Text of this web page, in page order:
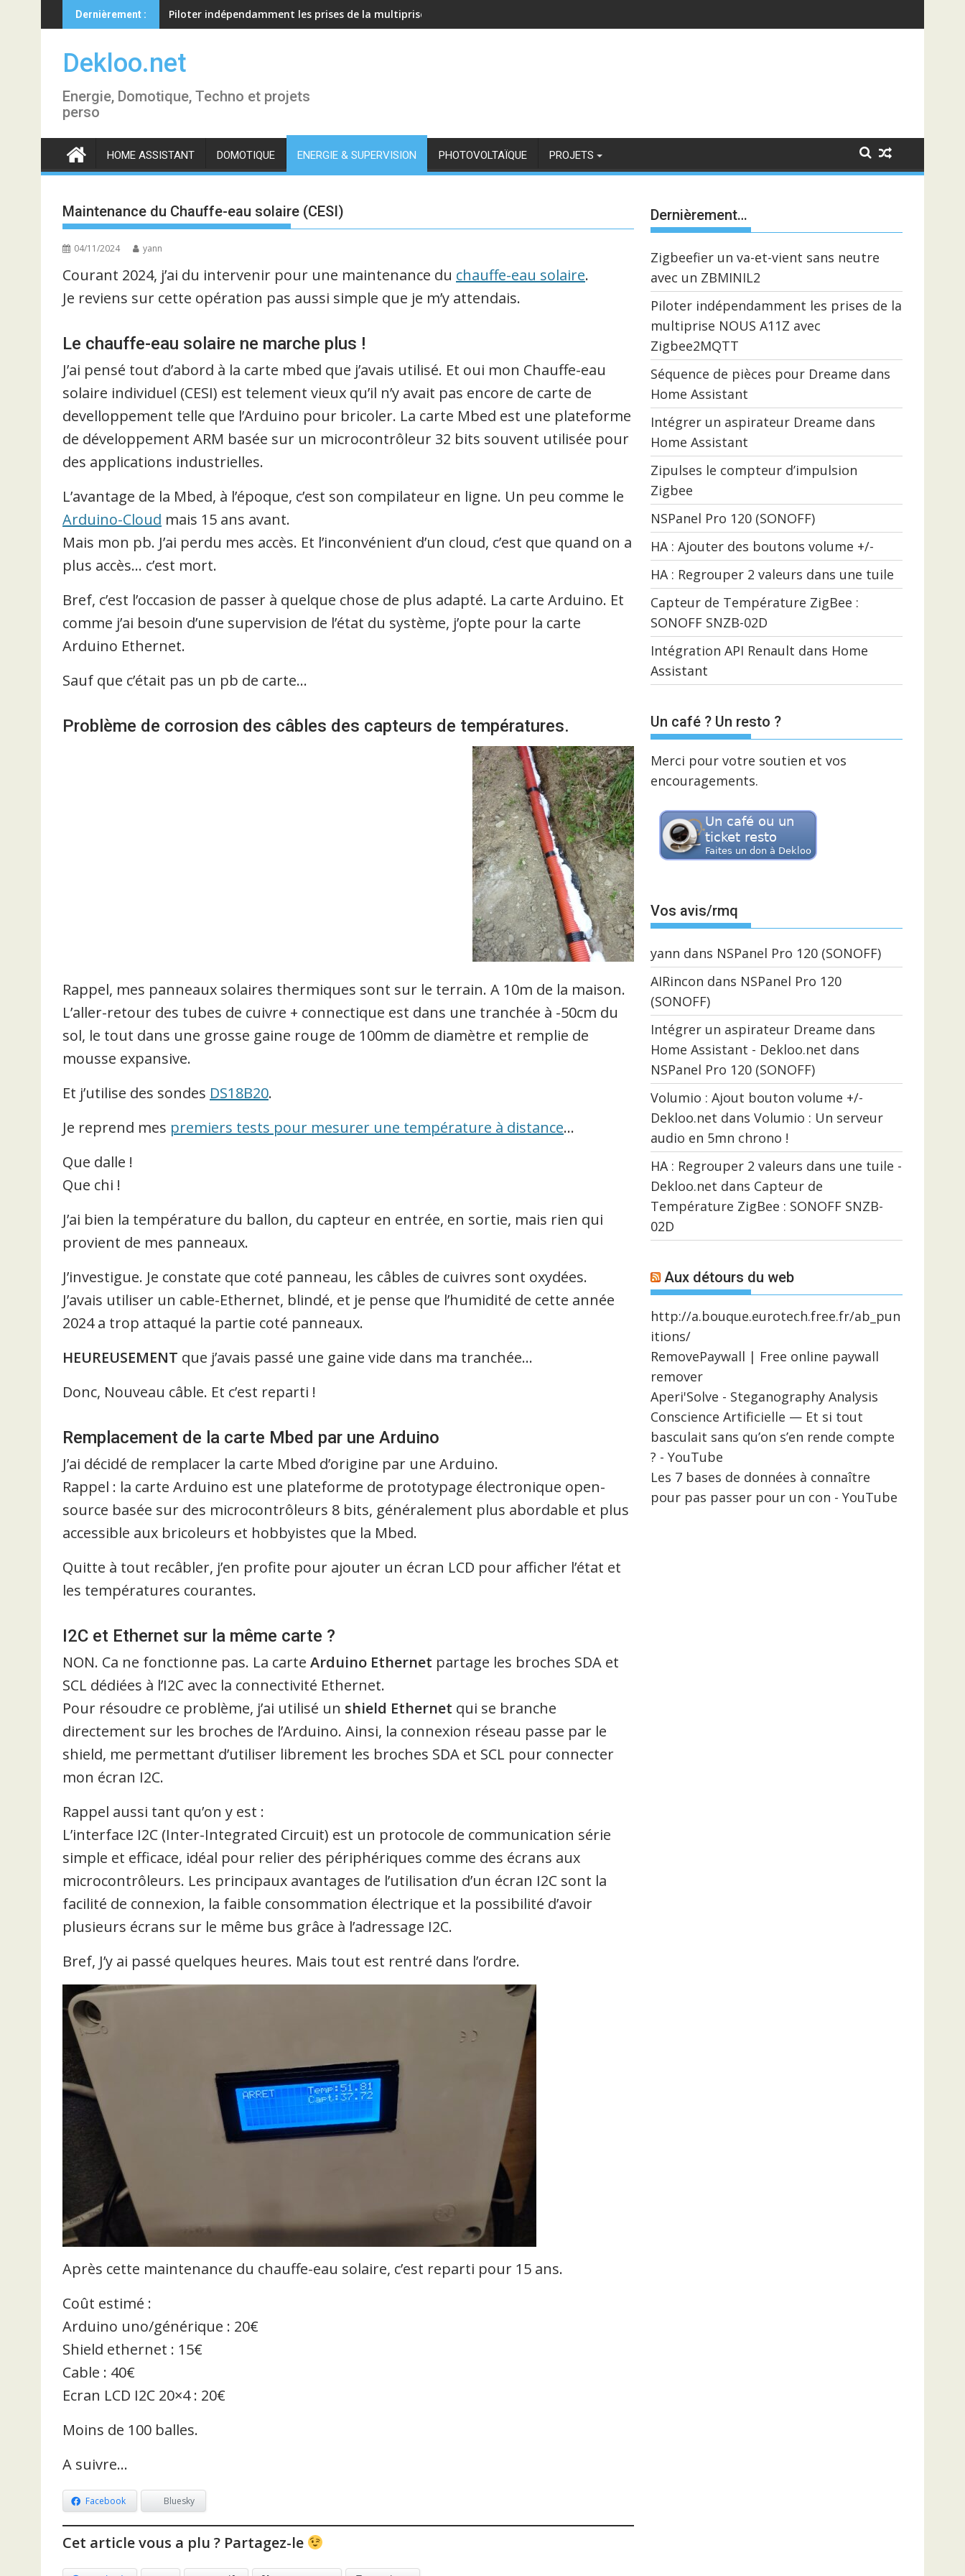
to
content
Dernièrement : Piloter indépendamment les prises de la multiprise NOUS A11Z avec Zigbee2MQTT
Dekloo.net
Energie, Domotique, Techno et projets
perso
HOME ASSISTANT DOMOTIQUE ENERGIE & SUPERVISION PHOTOVOLTAÏQUE PROJETS
Maintenance du Chauffe-eau solaire (CESI)
04/11/2024 yann
Courant 2024, j’ai du intervenir pour une maintenance du chauffe-eau solaire.
Je reviens sur cette opération pas aussi simple que je m’y attendais.
Le chauffe-eau solaire ne marche plus !
J’ai pensé tout d’abord à la carte mbed que j’avais utilisé. Et oui mon Chauffe-eau
solaire individuel (CESI) est telement vieux qu’il n’y avait pas encore de carte de
develloppement telle que l’Arduino pour bricoler. La carte Mbed est une plateforme
de développement ARM basée sur un microcontrôleur 32 bits souvent utilisée pour
des applications industrielles.
L’avantage de la Mbed, à l’époque, c’est son compilateur en ligne. Un peu comme le
Arduino-Cloud mais 15 ans avant.
Mais mon pb. J’ai perdu mes accès. Et l’inconvénient d’un cloud, c’est que quand on a
plus accès… c’est mort.
Bref, c’est l’occasion de passer à quelque chose de plus adapté. La carte Arduino. Et
comme j’ai besoin d’une supervision de l’état du système, j’opte pour la carte
Arduino Ethernet.
Sauf que c’était pas un pb de carte…
Problème de corrosion des câbles des capteurs de températures.
Rappel, mes panneaux solaires thermiques sont sur le terrain. A 10m de la maison.
L’aller-retour des tubes de cuivre + connectique est dans une tranchée à -50cm du
sol, le tout dans une grosse gaine rouge de 100mm de diamètre et remplie de
mousse expansive.
Et j’utilise des sondes DS18B20.
Je reprend mes premiers tests pour mesurer une température à distance…
Que dalle !
Que chi !
J’ai bien la température du ballon, du capteur en entrée, en sortie, mais rien qui
provient de mes panneaux.
J’investigue. Je constate que coté panneau, les câbles de cuivres sont oxydées.
J’avais utiliser un cable-Ethernet, blindé, et je pense que l’humidité de cette année
2024 a trop attaqué la partie coté panneaux.
HEUREUSEMENT que j’avais passé une gaine vide dans ma tranchée…
Donc, Nouveau câble. Et c’est reparti !
Remplacement de la carte Mbed par une Arduino
J’ai décidé de remplacer la carte Mbed d’origine par une Arduino.
Rappel : la carte Arduino est une plateforme de prototypage électronique open-
source basée sur des microcontrôleurs 8 bits, généralement plus abordable et plus
accessible aux bricoleurs et hobbyistes que la Mbed.
Quitte à tout recâbler, j’en profite pour ajouter un écran LCD pour afficher l’état et
les températures courantes.
I2C et Ethernet sur la même carte ?
NON. Ca ne fonctionne pas. La carte Arduino Ethernet partage les broches SDA et
SCL dédiées à l’I2C avec la connectivité Ethernet.
Pour résoudre ce problème, j’ai utilisé un shield Ethernet qui se branche
directement sur les broches de l’Arduino. Ainsi, la connexion réseau passe par le
shield, me permettant d’utiliser librement les broches SDA et SCL pour connecter
mon écran I2C.
Rappel aussi tant qu’on y est :
L’interface I2C (Inter-Integrated Circuit) est un protocole de communication série
simple et efficace, idéal pour relier des périphériques comme des écrans aux
microcontrôleurs. Les principaux avantages de l’utilisation d’un écran I2C sont la
facilité de connexion, la faible consommation électrique et la possibilité d’avoir
plusieurs écrans sur le même bus grâce à l’adressage I2C.
Bref, J’y ai passé quelques heures. Mais tout est rentré dans l’ordre.
Après cette maintenance du chauffe-eau solaire, c’est reparti pour 15 ans.
Coût estimé :
Arduino uno/générique : 20€
Shield ethernet : 15€
Cable : 40€
Ecran LCD I2C 20×4 : 20€
Moins de 100 balles.
A suivre…
Facebook Bluesky
Cet article vous a plu ? Partagez-le
Dernièrement…
Zigbeefier un va-et-vient sans neutre
avec un ZBMINIL2
Piloter indépendamment les prises de la
multiprise NOUS A11Z avec
Zigbee2MQTT
Séquence de pièces pour Dreame dans
Home Assistant
Intégrer un aspirateur Dreame dans
Home Assistant
Zipulses le compteur d’impulsion
Zigbee
NSPanel Pro 120 (SONOFF)
HA : Ajouter des boutons volume +/-
HA : Regrouper 2 valeurs dans une tuile
Capteur de Température ZigBee :
SONOFF SNZB-02D
Intégration API Renault dans Home
Assistant
Un café ? Un resto ?
Merci pour votre soutien et vos
encouragements.
Vos avis/rmq
yann dans NSPanel Pro 120 (SONOFF)
AIRincon dans NSPanel Pro 120
(SONOFF)
Intégrer un aspirateur Dreame dans
Home Assistant - Dekloo.net dans
NSPanel Pro 120 (SONOFF)
Volumio : Ajout bouton volume +/-
Dekloo.net dans Volumio : Un serveur
audio en 5mn chrono !
HA : Regrouper 2 valeurs dans une tuile -
Dekloo.net dans Capteur de
Température ZigBee : SONOFF SNZB-
02D
Aux détours du web
http://a.bouque.eurotech.free.fr/ab_pun
itions/
RemovePaywall | Free online paywall
remover
Aperi'Solve - Steganography Analysis
Conscience Artificielle — Et si tout
basculait sans qu’on s’en rende compte
? - YouTube
Les 7 bases de données à connaître
pour pas passer pour un con - YouTube